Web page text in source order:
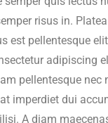
risus in.
est pellentesque
adipiscing
pellentesque nec
imperdiet dui
A diam